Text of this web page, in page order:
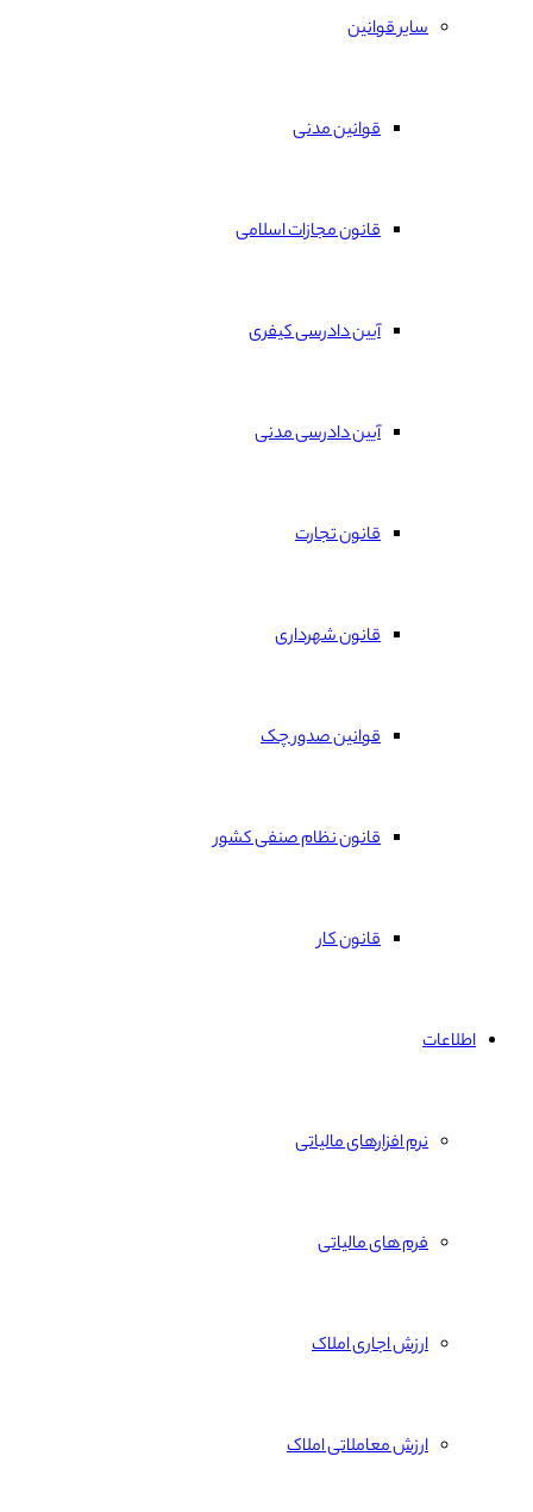
سایر قوانین
قوانین مدنی
قانون مجازات اسلامی
آیین دادرسی کیفری
آیین دادرسی مدنی
قانون تجارت
قانون شهرداری
قوانین صدور چک
قانون نظام صنفی کشور
قانون کار
اطلاعات
نرم افزارهای مالیاتی
فرم های مالیاتی
ارزش اجاری املاک
ارزش معاملاتی املاک